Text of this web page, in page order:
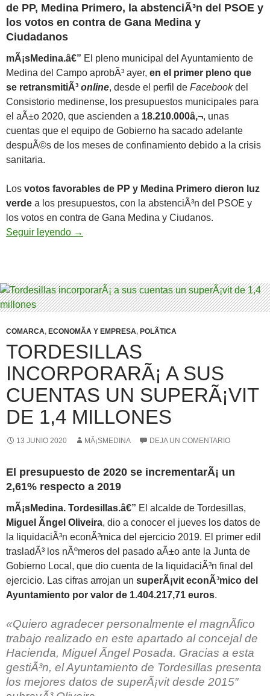
de PP, Medina Primero, la abstenciÃ³n del PSOE y
los votos en contra de Gana Medina y
Ciudadanos
mÃ¡sMedina.â€” El pleno municipal del Ayuntamiento de
Medina del Campo aprobÃ³ ayer, en el primer pleno que
se retransmitiÃ³ online, desde el perfil de Facebookdel
Consistorio medinense, los presupuestos municipales para
el aÃ±o 2020, que ascienden a 18.210.000â‚¬, unas
cuentas que el equipo de Gobierno ha sacado adelante
despuÃ©s de los meses de confinamiento debido a la crisis
sanitaria.
Los votos favorables de PP y Medina Primero dieron luz
verde a los presupuestos, con la abstenciÃ³n del PSOE y
los votos en contra de Gana Medina y Ciudanos.
Seguir leyendo Medina del Campo aprueba los
→
COMARCA, ECONOMÃ­A Y EMPRESA, POLÃ­TICA
TORDESILLAS
INCORPORARÃ¡ A SUS
CUENTAS UN SUPERÃ¡VIT
DE 1,4 MILLONES
13 JUNIO 2020 MÃ¡SMEDINA DEJA UN COMENTARIO
El presupuesto de 2020 se incrementarÃ¡ un
2,61% respecto a 2019
mÃ¡sMedina. Tordesillas.â€” El alcalde de Tordesillas,
Miguel Ãngel Oliveira, dio a conocer el jueves los datos de
la liquidaciÃ³n econÃ³mica del ejercicio 2019. El primer edil
trasladÃ³ los nÃºmeros del pasado aÃ±o ante la Junta de
Gobierno Local, que dio cuenta de la liquidaciÃ³n final del
ejercicio. Las cifras arrojan un superÃ¡vit econÃ³mico del
Ayuntamiento por valor de 1.404.217,71 euros.
«Quiero agradecer personalmente el magnÃ­fico
trabajo realizado en este apartado al concejal de
Hacienda, Miguel Ãngel Posada. Gracias a esta
gestiÃ³n, el Ayuntamiento de Tordesillas presenta
los mejores datos de superÃ¡vit desde 2015″